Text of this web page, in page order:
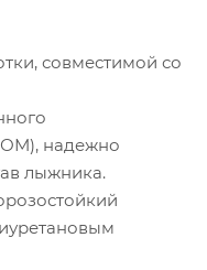
совместимой со
надежно
лыжника.